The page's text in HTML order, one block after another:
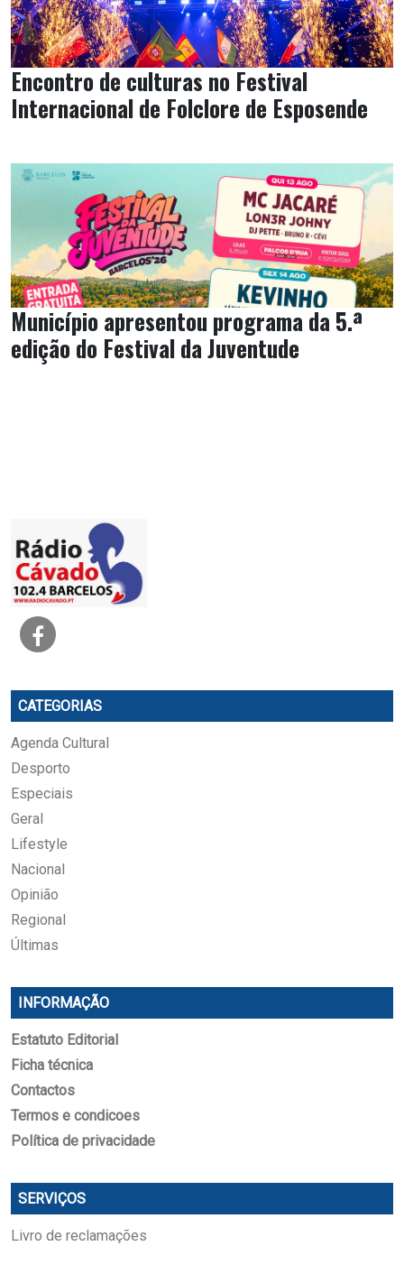
Encontro de culturas no Festival
Internacional de Folclore de Esposende
Município apresentou programa da 5.ª
edição do Festival da Juventude
CATEGORIAS
Agenda Cultural
Desporto
Especiais
Geral
Lifestyle
Nacional
Opinião
Regional
Últimas
INFORMAÇÃO
Estatuto Editorial
Ficha técnica
Contactos
Termos e condicoes
Política de privacidade
SERVIÇOS
Livro de reclamações